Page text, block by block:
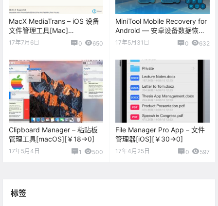
MacX MediaTrans – iOS 设备
文件管理工具[Mac]
[$59.95→0]
17年7月6日 0 650
MiniTool Mobile Recovery for
Android — 安卓设备数据恢复
[PC][$39→0]
17年5月31日 0 632
Clipboard Manager – 粘贴板
管理工具[macOS][￥18→0]
17年5月4日 1 500
File Manager Pro App – 文件
管理器[iOS][￥30→0]
17年4月25日 0 597
标签